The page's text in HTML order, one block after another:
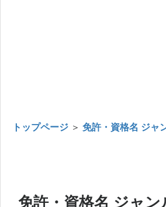
トップページ ＞ 免許・資格名 ジャ
免許・資格名 ジャン